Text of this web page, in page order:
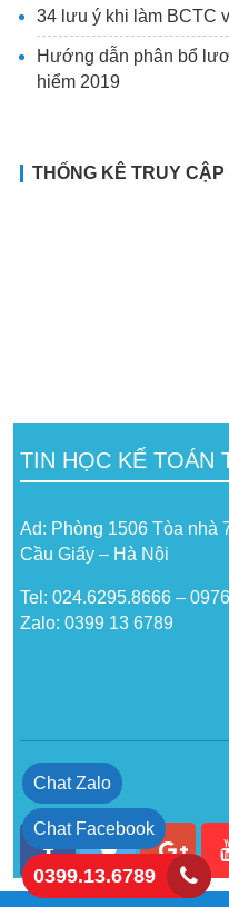
34 lưu ý khi làm BCTC
Hướng dẫn phân bổ
hiểm 2019
THỐNG KÊ TRUY CẬP
TIN HỌC KẾ TOÁN
Ad: Phòng 1506 Tòa nhà
Cầu Giấy – Hà Nội
Tel: 024.6295.8666 –
Zalo: 0399 13 6789
Chat Zalo
Chat Facebook
0399.13.6789